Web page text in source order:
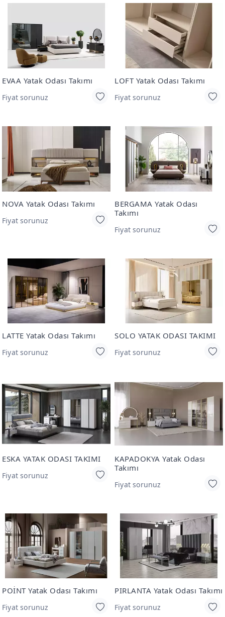
EVAA Yatak Odası Takımı
Fiyat sorunuz
LOFT Yatak Odası Takımı
Fiyat sorunuz
NOVA Yatak Odası Takımı
Fiyat sorunuz
BERGAMA Yatak Odası
Takımı
Fiyat sorunuz
LATTE Yatak Odası Takımı
Fiyat sorunuz
SOLO YATAK ODASI TAKIMI
Fiyat sorunuz
ESKA YATAK ODASI TAKIMI
Fiyat sorunuz
KAPADOKYA Yatak Odası
Takımı
Fiyat sorunuz
POİNT Yatak Odası Takımı
Fiyat sorunuz
PIRLANTA Yatak Odası Takımı
Fiyat sorunuz